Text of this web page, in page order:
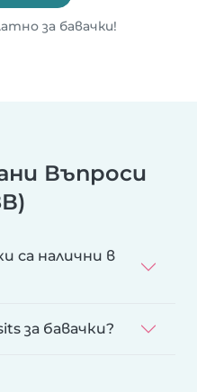
за бавачки!
Въпроси
са налични в
за бавачки?